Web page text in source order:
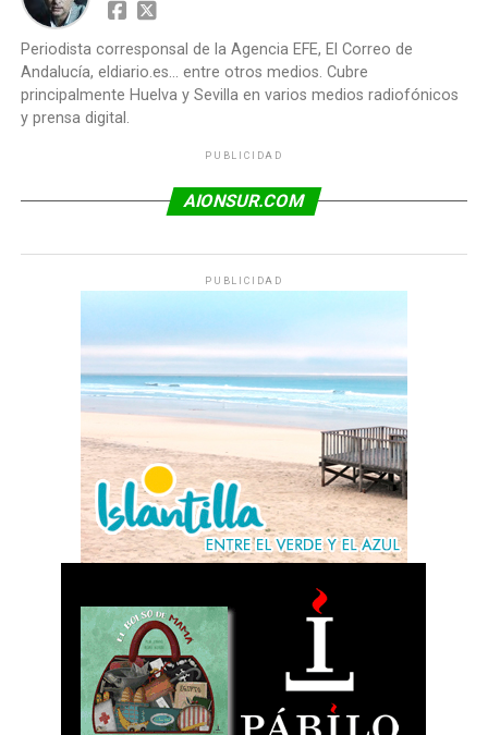
Periodista corresponsal de la Agencia EFE, El Correo de
Andalucía, eldiario.es... entre otros medios. Cubre
principalmente Huelva y Sevilla en varios medios radiofónicos
y prensa digital.
PUBLICIDAD
AIONSUR.COM
PUBLICIDAD